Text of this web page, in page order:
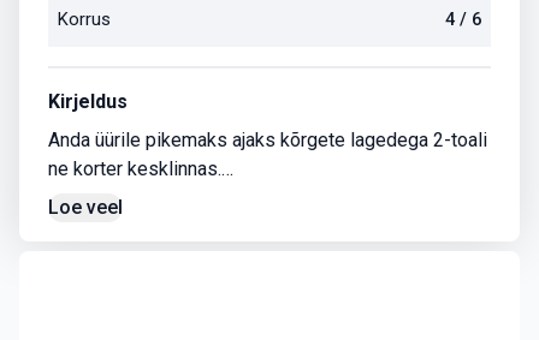
Korrus 4 / 6
Kirjeldus
Anda üürile pikemaks ajaks kõrgete lagedega 2-toali
ne korter kesklinnas.
Korteri aknad jäävad maja küljele ja hoovi poole.
Loe veel